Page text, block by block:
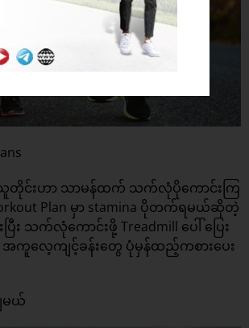
တိုင်းဟာ သာမန်ထက် သက်လုံပိုကောင်းကြ
Plan မှာ stamina ပိုတက်ရမယ်ဆိုတဲ့
သက်လုံကောင်းဖို့ Treadmill ပေါ် ပြေး
အကူလေ့ကျင့်ခန်းတွေ ပုံမှန်ထည့်ကစားပေး
မယ်